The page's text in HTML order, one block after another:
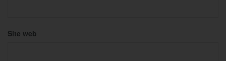
Site web